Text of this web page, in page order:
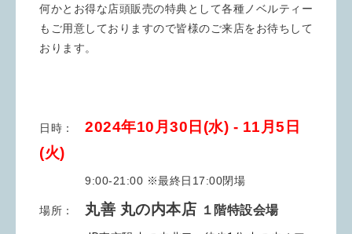
何かとお得な店頭販売の特典として各種 ノベルティー
もご用意しておりますので皆様のご来店をお待ちして
おります。
日時： 2024年10月30日(水) - 11月5 日
(火)
9:00-21:00 ※最終日17:00閉場
場所： 丸善 丸の内本店 １階特設会場